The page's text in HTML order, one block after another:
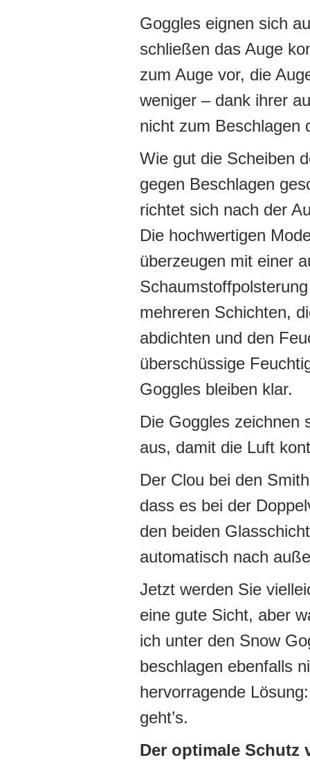
Goggles eignen sich
schließen das Auge
zum Auge vor, die
weniger – dank ihrer
nicht zum Beschlagen
Wie gut die Scheiben
gegen Beschlagen
richtet sich nach der
Die hochwertigen
überzeugen mit einer
mehreren Schichten,
abdichten und den
überschüssige
Goggles bleiben klar.
Die Goggles zeichnen
aus, damit die Luft
Der Clou bei den
dass es bei der
den beiden
automatisch nach
Jetzt werden Sie
eine gute Sicht, aber
ich unter den Snow
beschlagen ebenfalls
hervorragende
geht’s.
Der optimale Schutz